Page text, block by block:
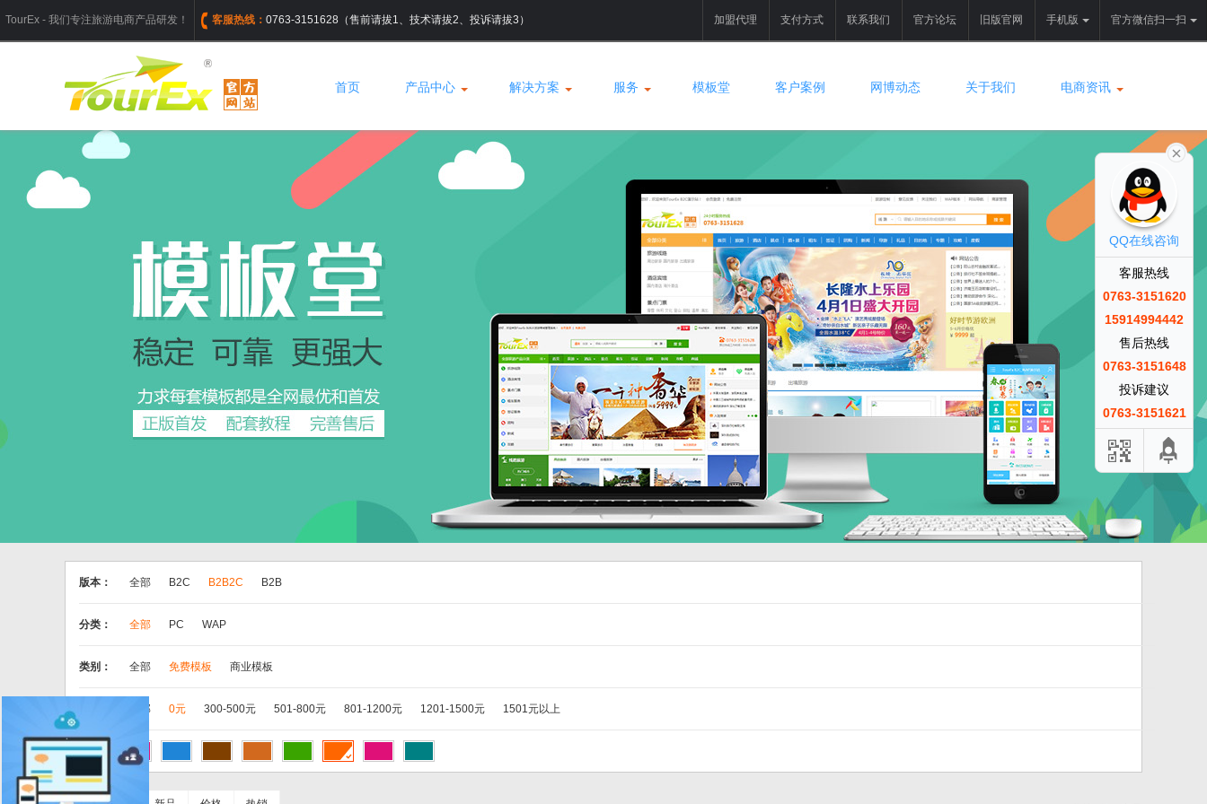
TourEx - 我们专注旅游电商产品研发！ 客服热线： 0763-3151628（售前请拔1、技术请拔2、投诉请拔3） 加盟代理 支付方式 联系我们 官方论坛 旧版官网 手机版 官方微信扫一扫
首页 产品中心 解决方案 服务 模板堂 客户案例 网博动态 关于我们 电商资讯
版本： 全部 B2C B2B2C B2B
分类： 全部 PC WAP
类别： 全部 免费模板 商业模板
全部 0元 300-500元 501-800元 801-1200元 1201-1500元 1501元以上
色彩：
QQ在线咨询
客服热线
0763-3151620
15914994442
售后热线
0763-3151648
投诉建议
0763-3151621